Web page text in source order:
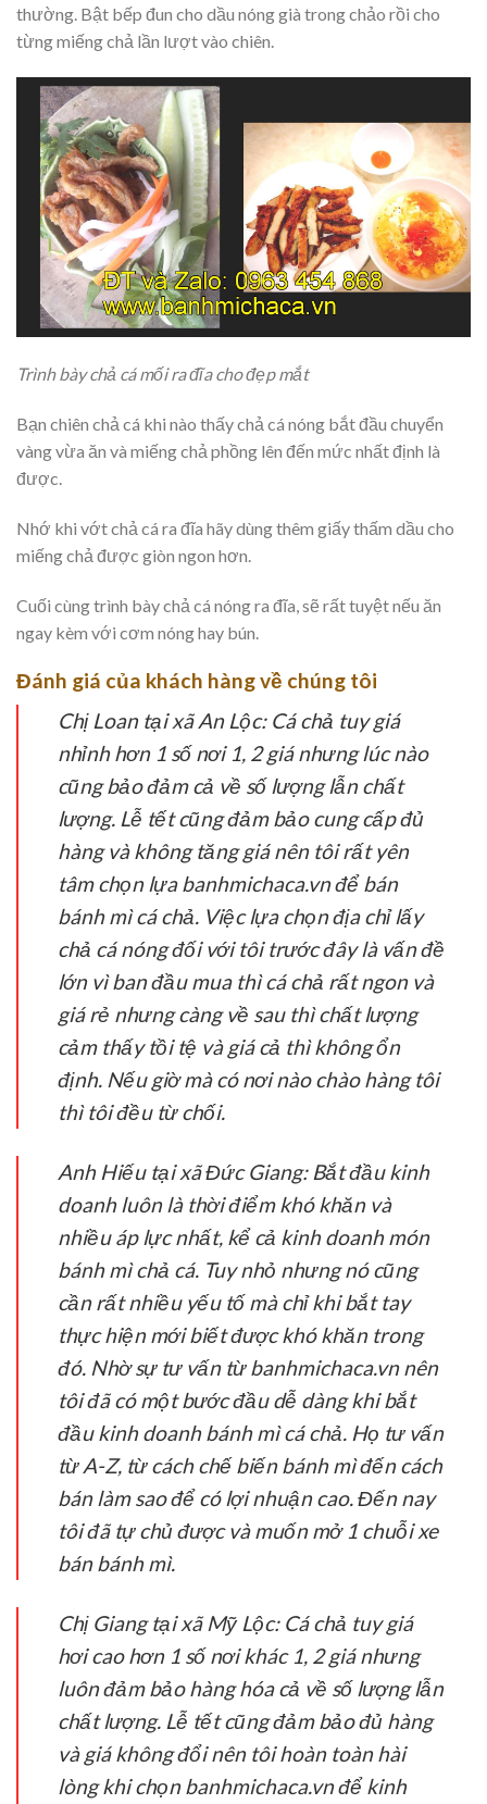
thường. Bật bếp đun cho dầu nóng già trong chảo rồi cho
từng miếng chả lần lượt vào chiên.
Trình bày chả cá mối ra đĩa cho đẹp mắt
Bạn chiên chả cá khi nào thấy chả cá nóng bắt đầu chuyển
vàng vừa ăn và miếng chả phồng lên đến mức nhất định là
được.
Nhớ khi vớt chả cá ra đĩa hãy dùng thêm giấy thấm dầu cho
miếng chả được giòn ngon hơn.
Cuối cùng trình bày chả cá nóng ra đĩa, sẽ rất tuyệt nếu ăn
ngay kèm với cơm nóng hay bún.
Đánh giá của khách hàng về chúng tôi
Chị Loan tại xã An Lộc:Cá chả tuy giá
nhỉnh hơn 1 số nơi 1, 2 giá nhưng lúc nào
cũng bảo đảm cả về số lượng lẫn chất
lượng. Lễ tết cũng đảm bảo cung cấp đủ
hàng và không tăng giá nên tôi rất yên
tâm chọn lựa banhmichaca.vn để bán
bánh mì cá chả. Việc lựa chọn địa chỉ lấy
chả cá nóng đối với tôi trước đây là vấn đề
lớn vì ban đầu mua thì cá chả rất ngon và
giá rẻ nhưng càng về sau thì chất lượng
cảm thấy tồi tệ và giá cả thì không ổn
định. Nếu giờ mà có nơi nào chào hàng tôi
thì tôi đều từ chối.
Anh Hiếu tại xã Đức Giang:Bắt đầu kinh
doanh luôn là thời điểm khó khăn và
nhiều áp lực nhất, kể cả kinh doanh món
bánh mì chả cá. Tuy nhỏ nhưng nó cũng
cần rất nhiều yếu tố mà chỉ khi bắt tay
thực hiện mới biết được khó khăn trong
đó. Nhờ sự tư vấn từ banhmichaca.vn nên
tôi đã có một bước đầu dễ dàng khi bắt
đầu kinh doanh bánh mì cá chả. Họ tư vấn
từ A-Z, từ cách chế biến bánh mì đến cách
bán làm sao để có lợi nhuận cao. Đến nay
tôi đã tự chủ được và muốn mở 1 chuỗi xe
bán bánh mì.
Chị Giang tại xã Mỹ Lộc:Cá chả tuy giá
hơi cao hơn 1 số nơi khác 1, 2 giá nhưng
luôn đảm bảo hàng hóa cả về số lượng lẫn
chất lượng. Lễ tết cũng đảm bảo đủ hàng
và giá không đổi nên tôi hoàn toàn hài
lòng khi chọn banhmichaca.vn để kinh